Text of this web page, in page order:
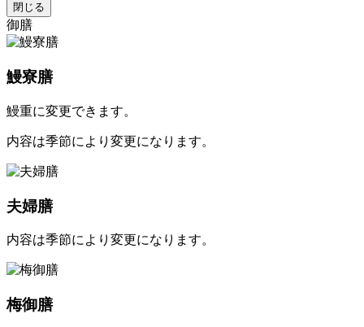
閉じる
御膳
鰻寮膳
鰻重に変更できます。
内容は季節により変更になります。
夫婦膳
内容は季節により変更になります。
梅御膳